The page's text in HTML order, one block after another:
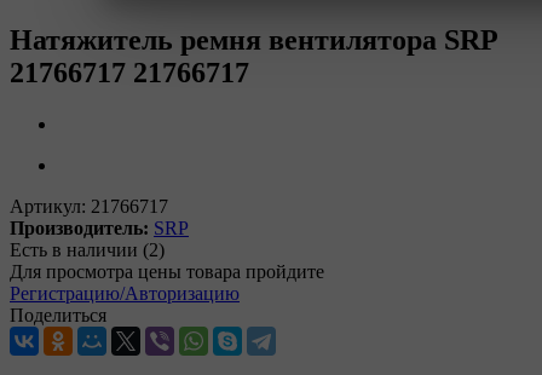
Натяжитель ремня вентилятора SRP
21766717 21766717
Артикул: 21766717
Производитель: SRP
Есть в наличии (2)
Для просмотра цены товара пройдите
Регистрацию/Авторизацию
Поделиться